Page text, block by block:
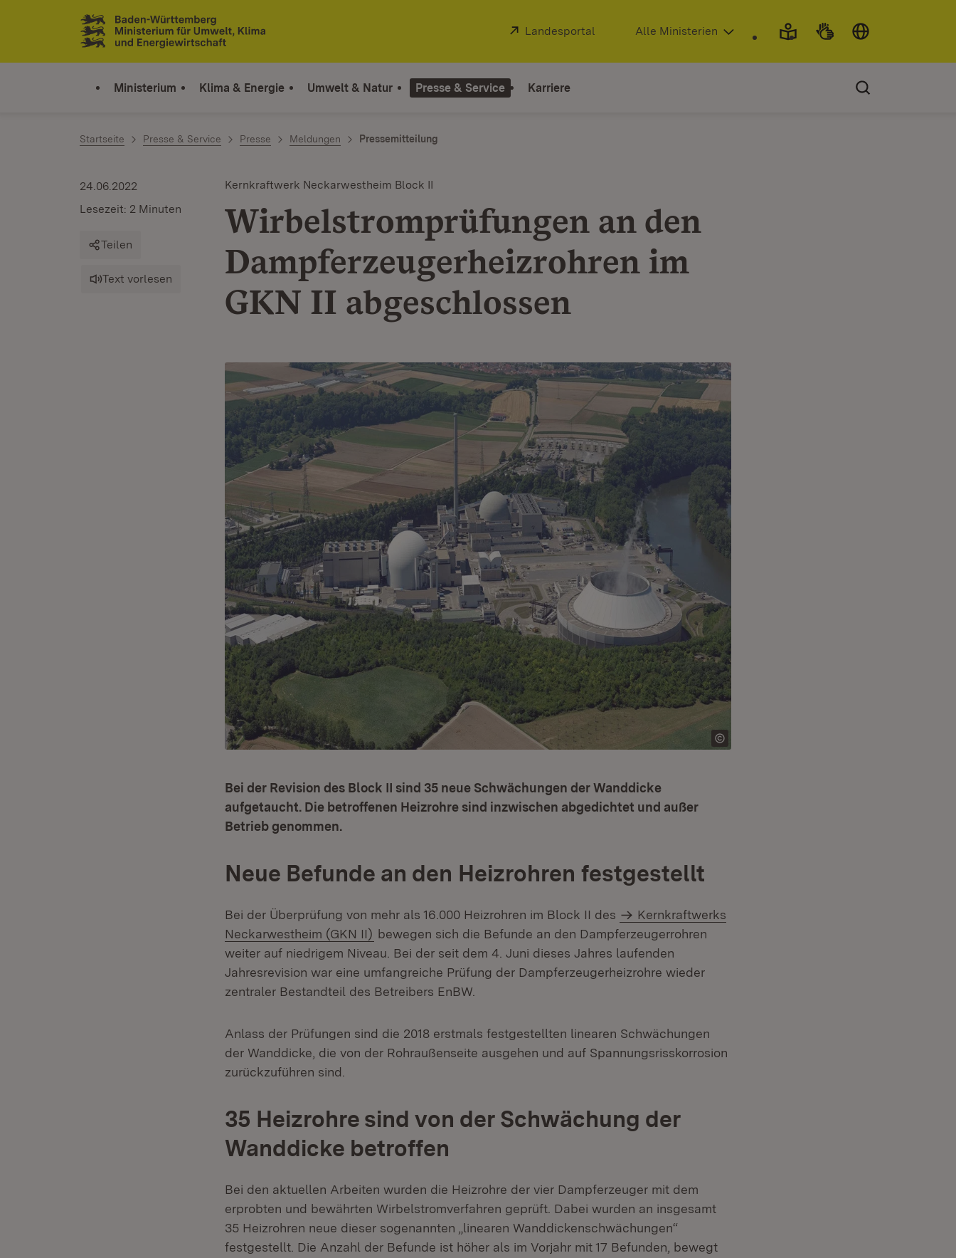
Zum Inhalt springen
Link zur Startseite
Extern:
Landesportal (Öffnet in neuem Fenster)
Alle Ministerien
Ministerium Klima & Energie Umwelt & Natur Presse & Service Karriere
Startseite Presse & Service Presse Meldungen Pressemitteilung
Kernkraftwerk Neckarwestheim Block II
Wirbelstromprüfungen an den
Dampferzeugerheizrohren im
GKN II abgeschlossen
24.06.2022
Lesezeit: 2 Minuten
Teilen
Text vorlesen
Bei der Revision des Block II sind 35 neue Schwächungen der Wanddicke
aufgetaucht. Die betroffenen Heizrohre sind inzwischen abgedichtet und außer
Betrieb genommen.
Neue Befunde an den Heizrohren festgestellt
Bei der Überprüfung von mehr als 16.000 Heizrohren im Block II des
Kernkraftwerks
Neckarwestheim (GKN II) bewegen sich die Befunde an den Dampferzeugerrohren
weiter auf niedrigem Niveau. Bei der seit dem 4. Juni dieses Jahres laufenden
Jahresrevision war eine umfangreiche Prüfung der Dampferzeugerheizrohre wieder
zentraler Bestandteil des Betreibers EnBW.
Anlass der Prüfungen sind die 2018 erstmals festgestellten linearen Schwächungen
der Wanddicke, die von der Rohraußenseite ausgehen und auf Spannungsrisskorrosion
zurückzuführen sind.
35 Heizrohre sind von der Schwächung der
Wanddicke betroffen
Bei den aktuellen Arbeiten wurden die Heizrohre der vier Dampferzeuger mit dem
erprobten und bewährten Wirbelstromverfahren geprüft. Dabei wurden an insgesamt
35 Heizrohren neue dieser sogenannten „linearen Wanddickenschwächungen“
festgestellt. Die Anzahl der Befunde ist höher als im Vorjahr mit 17 Befunden, bewegt